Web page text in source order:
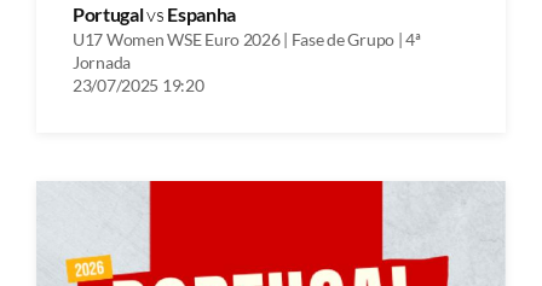
Portugalvs Espanha
U17 Women WSE Euro 2026 | Fase de Grupo | 4ª
Jornada
23/07/2025 19:20